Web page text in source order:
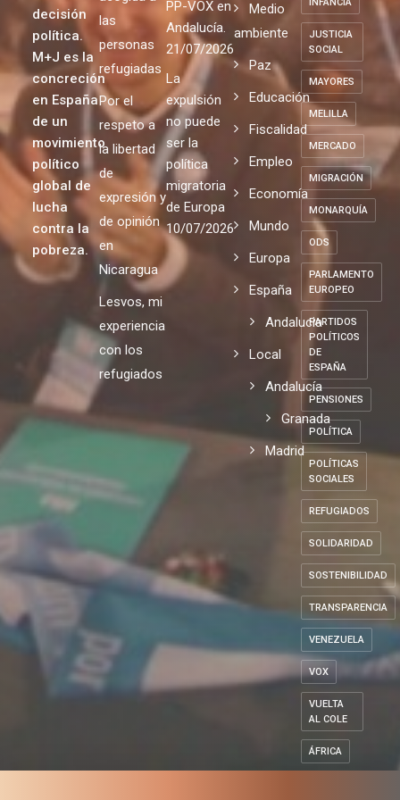
decisión
política.
M+J es la
concreción
en España
de un
movimiento
político
global de
lucha
contra la
pobreza.
las
personas
refugiadas
Por el
respeto a
la libertad
de
expresión y
de opinión
en
Nicaragua
Lesvos, mi
experiencia
con los
refugiados
PP-VOX en
Andalucía.
21/07/2026
La
expulsión
no puede
ser la
política
migratoria
de Europa
10/07/2026
Medio
ambiente
Paz
Educación
Fiscalidad
Empleo
Economía
Mundo
Europa
España
Andalucia
Local
Andalucía
Granada
Madrid
JUSTICIA
SOCIAL
MAYORES
MELILLA
MERCADO
MIGRACIÓN
MONARQUÍA
ODS
PARLAMENTO
EUROPEO
PARTIDOS
POLÍTICOS
DE
ESPAÑA
PENSIONES
POLÍTICA
POLÍTICAS
SOCIALES
REFUGIADOS
SOLIDARIDAD
SOSTENIBILIDAD
TRANSPARENCIA
VENEZUELA
VOX
VUELTA
AL COLE
ÁFRICA